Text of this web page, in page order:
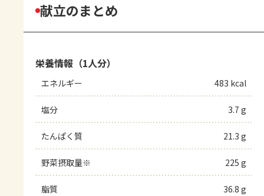
献立のまとめ
栄養情報（1人分）
エネルギー 483 kcal
塩分 3.7 g
たんぱく質 21.3 g
野菜摂取量※ 225 g
脂質 36.8 g